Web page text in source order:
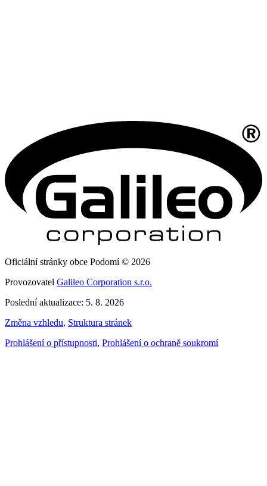
Oficiální stránky obce Podomí © 2026
Provozovatel Galileo Corporation s.r.o.
Poslední aktualizace: 5. 8. 2026
Změna vzhledu, Struktura stránek
Prohlášení o přístupnosti, Prohlášení o ochraně soukromí